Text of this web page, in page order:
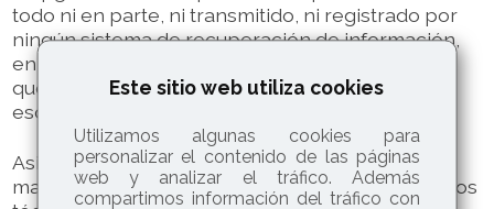
todo ni en parte, ni transmitido, ni registrado por
ningún sistema de recuperación de información,
en ninguna forma ni en ningún medio, a menos
que se cuente con la autorización previa, por
escrito, de la citada Entidad.
Asimismo queda prohibido suprimir, eludir y/o
manipular el «copyright» así como los dispositivos
Este sitio web utiliza cookies
Utilizamos algunas cookies para
personalizar el contenido de las páginas
web y analizar el tráfico. Además
compartimos información del tráfico con